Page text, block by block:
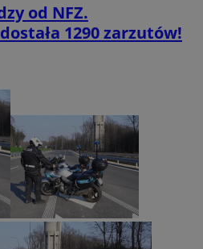
od NFZ.
1290 zarzutów!